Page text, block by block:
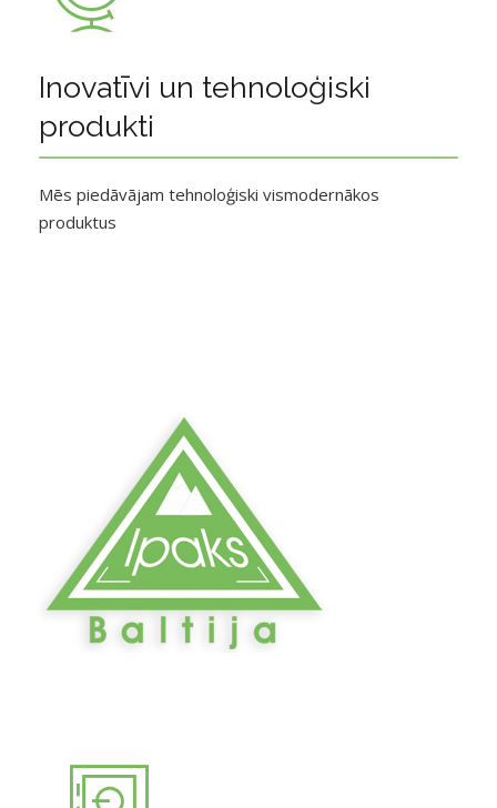
Inovatīvi un tehnoloģiski
produkti
Mēs piedāvājam tehnoloģiski vismodernākos
produktus